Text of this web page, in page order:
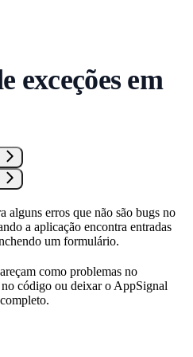
exceções em
alguns erros que não são bugs no
a aplicação encontra entradas
um formulário.
como problemas no
código ou deixar o AppSignal